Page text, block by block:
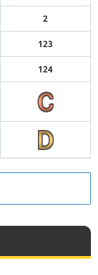
2
123
124